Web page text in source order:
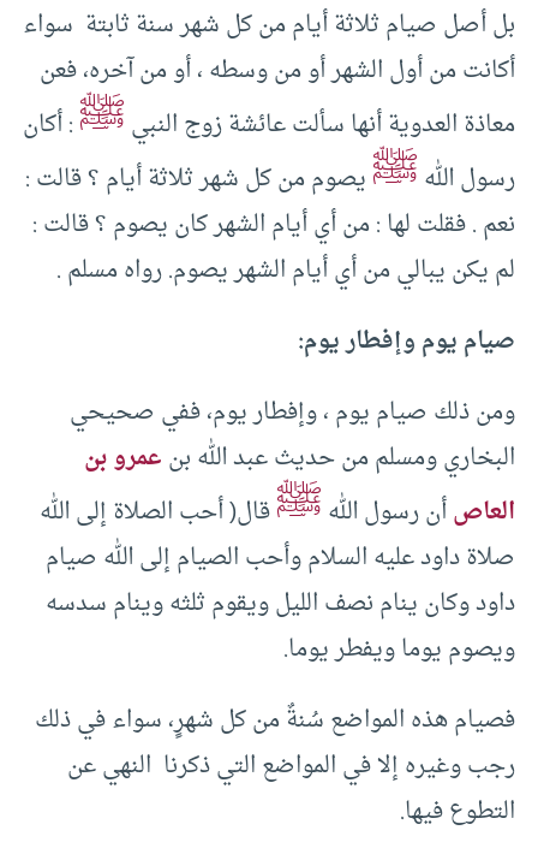
بل أصل صيام ثلاثة أيام من كل شهر سنة ثابتة سواء
أكانت من أول الشهر أو من وسطه ، أو من آخره، فعن
معاذة العدوية أنها سألت عائشة زوج النبيﷺ: أكان
رسول اللهﷺيصوم من كل شهر ثلاثة أيام ؟ قالت :
نعم . فقلت لها : من أي أيام الشهر كان يصوم ؟ قالت :
لم يكن يبالي من أي أيام الشهر يصوم. رواه مسلم .
صيام يوم وإفطار يوم:
ومن ذلك صيام يوم ، وإفطار يوم، ففي صحيحي
البخاري ومسلم من حديث عبد الله بنعمرو بن
العاصأن رسول اللهﷺقال( أحب الصلاة إلى الله
صلاة داود عليه السلام وأحب الصيام إلى الله صيام
داود وكان ينام نصف الليل ويقوم ثلثه وينام سدسه
ويصوم يوما ويفطر يوما.
فصيام هذه المواضع سُنةٌ من كل شهرٍ، سواء في ذلك
رجب وغيره إلا في المواضع التي ذكرنا النهي عن
التطوع فيها.